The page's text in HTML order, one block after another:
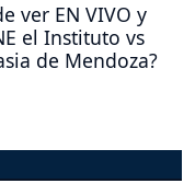
ver EN VIVO y
el Instituto vs
de Mendoza?